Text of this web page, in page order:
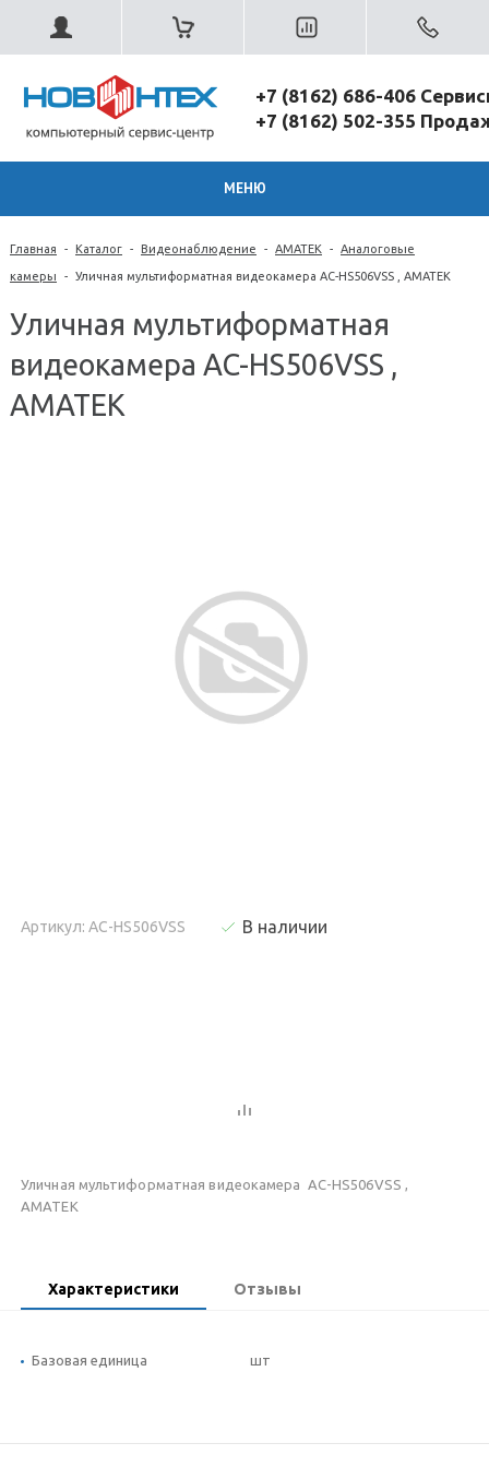
+7 (8162) 686-406
+7 (8162) 502-355
МЕНЮ
Главная - Каталог - Видеонаблюдение - AMATEK - Аналоговые
камеры - Уличная мультиформатная видеокамера AC-HS506VSS , АМАТЕК
Уличная мультиформатная
видеокамера AC-HS506VSS ,
АМАТЕК
Артикул: AC-HS506VSS В наличии
Уличная мультиформатная видеокамера AC-HS506VSS ,
АМАТЕК
Характеристики Отзывы
Базовая единица шт